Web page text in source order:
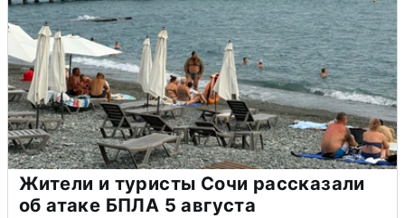
Жители и туристы Сочи рассказали
об атаке БПЛА 5 августа